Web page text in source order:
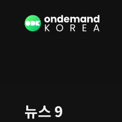
뉴스 9